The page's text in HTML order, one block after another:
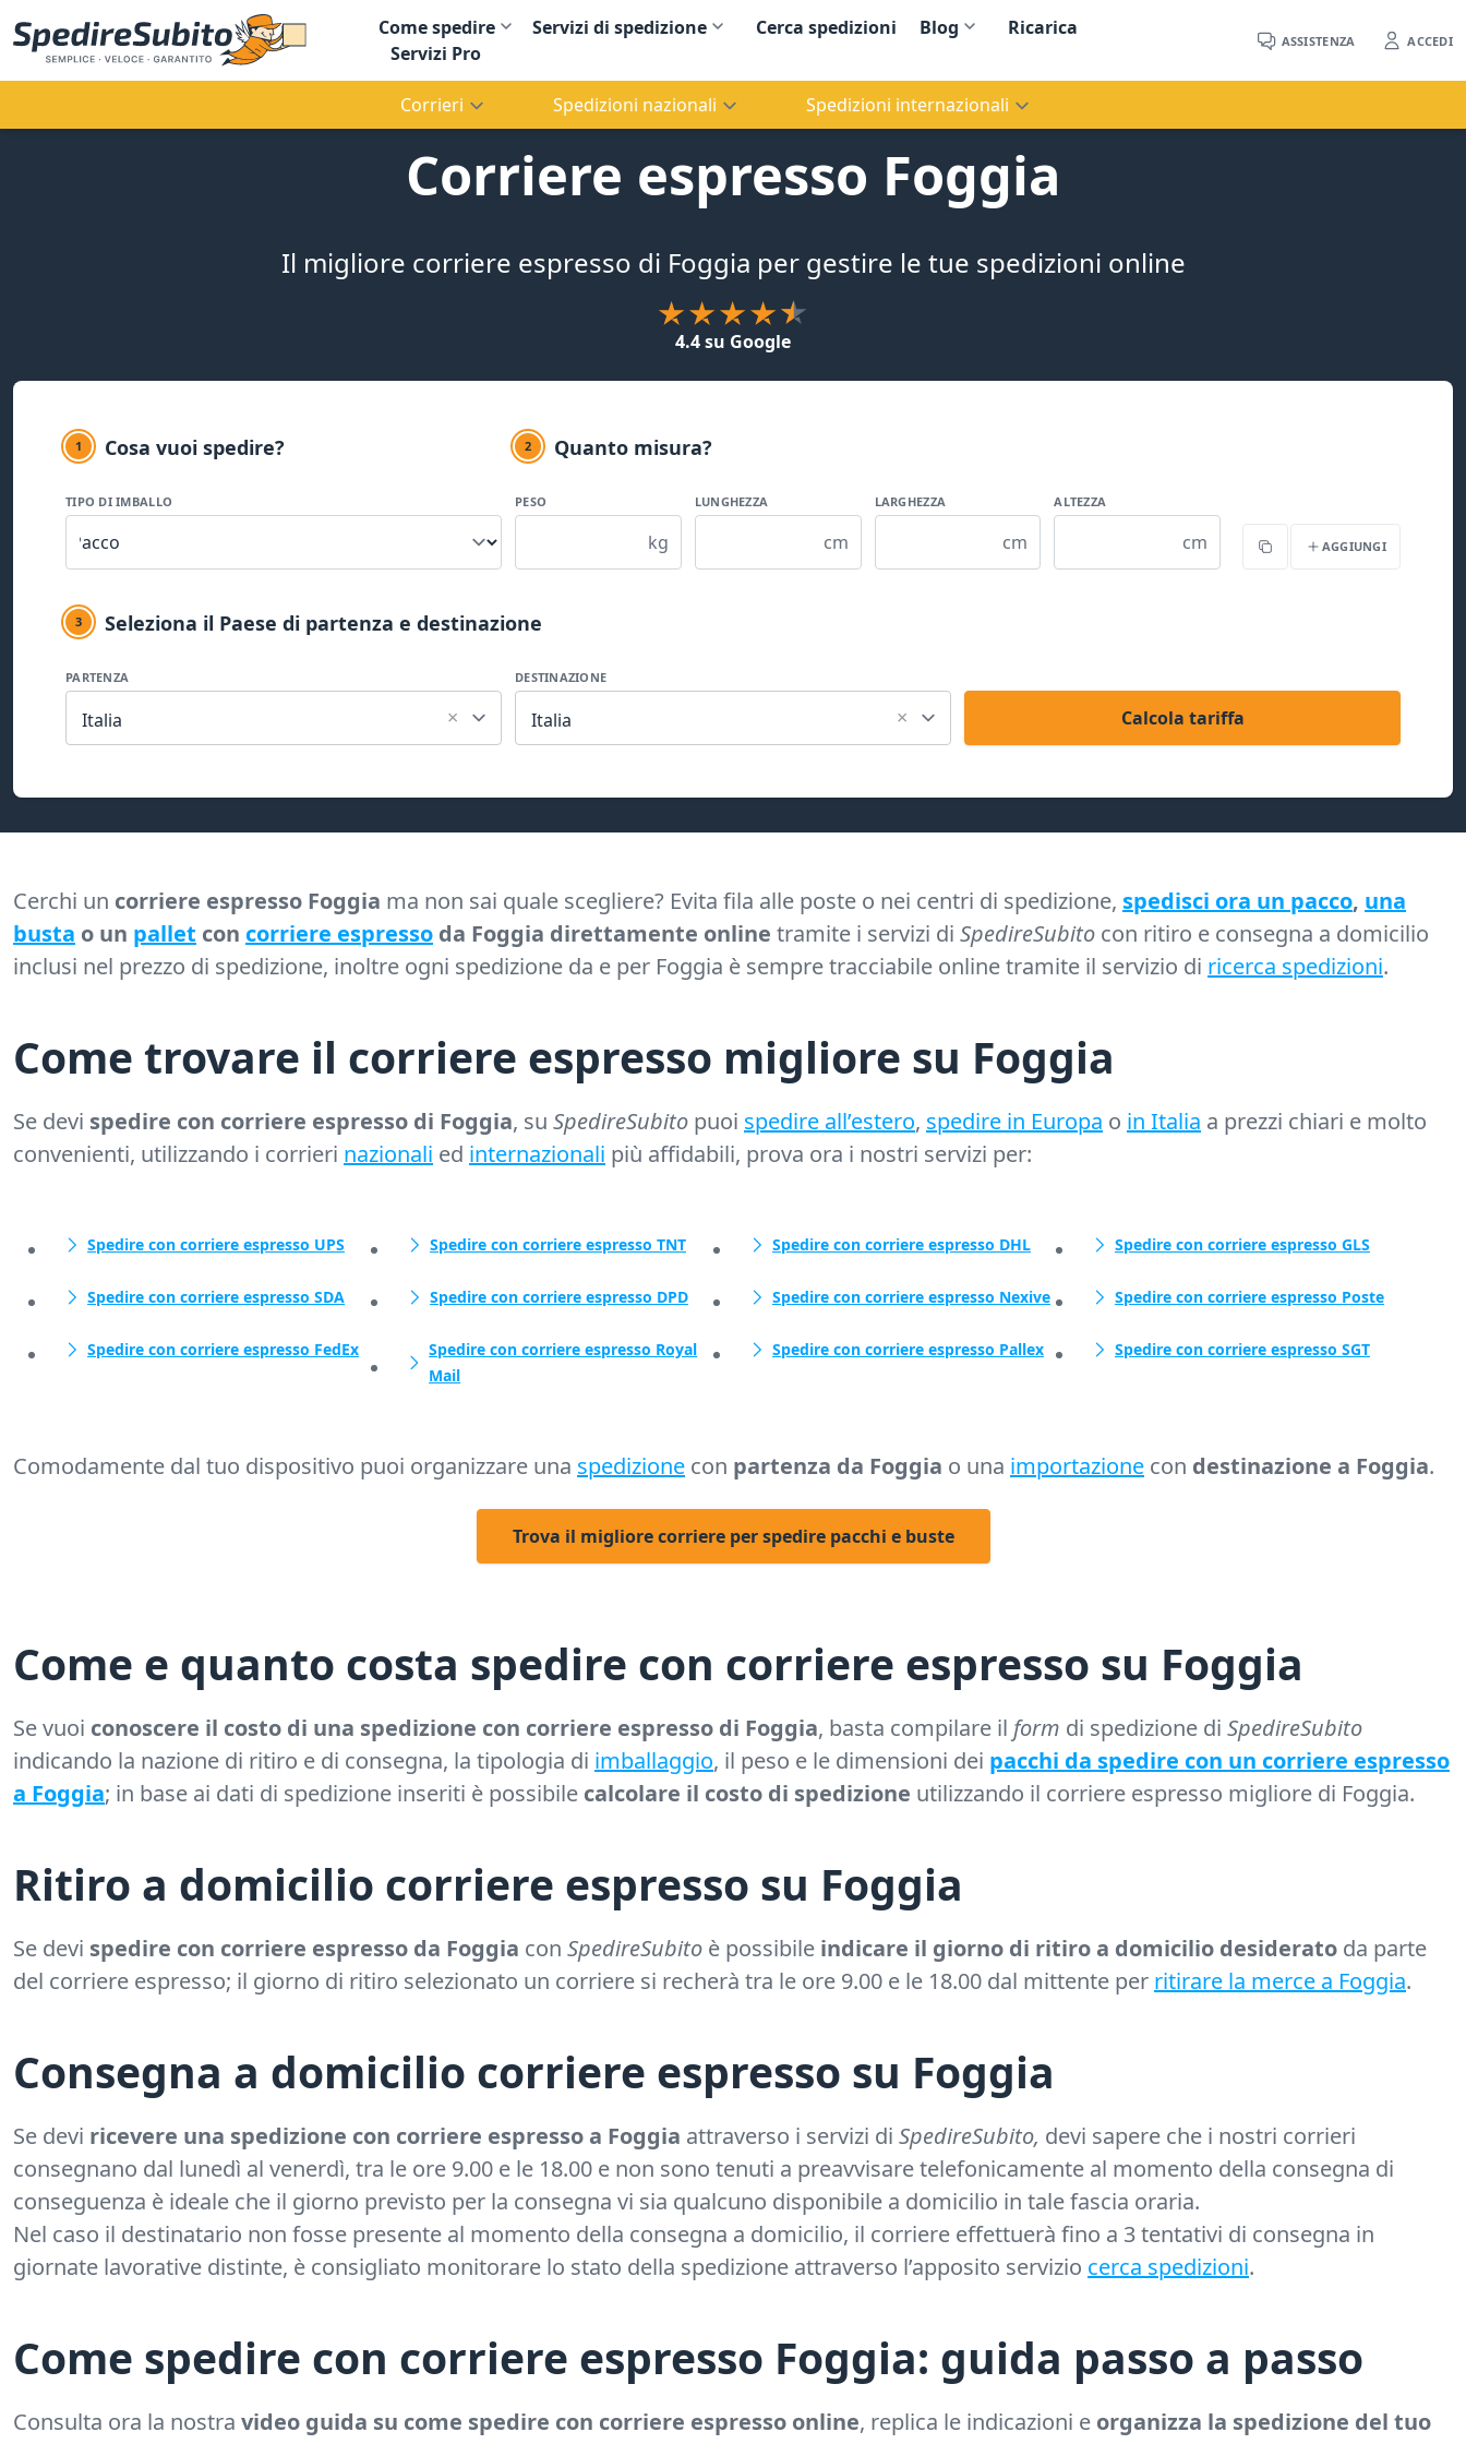
Come spedire Servizi di spedizione Cerca spedizioni Blog
Ricarica
Servizi Pro
ASSISTENZA ACCEDI
Corrieri Spedizioni nazionali Spedizioni internazionali
Corriere espresso Foggia
Il migliore corriere espresso di Foggia per gestire le tue spedizioni online
4.4 su Google
1 Cosa vuoi spedire?
TIPO DI IMBALLO
2 Quanto misura?
PESO
kg
LUNGHEZZA
cm
LARGHEZZA
cm
ALTEZZA
cm
Copia AGGIUNGI
3 Seleziona il Paese di partenza e destinazione
PARTENZA
Italia ×
DESTINAZIONE
Italia × Calcola tariffa
Cerchi un corriere espresso Foggia ma non sai quale scegliere? Evita fila alle poste o nei centri di spedizione, spedisci ora un pacco, una
busta o un pallet con corriere espresso da Foggia direttamente online tramite i servizi di SpedireSubito con ritiro e consegna a domicilio
inclusi nel prezzo di spedizione, inoltre ogni spedizione da e per Foggia è sempre tracciabile online tramite il servizio di ricerca spedizioni.
Come trovare il corriere espresso migliore su Foggia
Se devi spedire con corriere espresso di Foggia, su SpedireSubito puoi spedire all’estero, spedire in Europa o in Italia a prezzi chiari e molto
convenienti, utilizzando i corrieri nazionali ed internazionali più affidabili, prova ora i nostri servizi per:
Spedire con corriere espresso UPS Spedire con corriere espresso TNT Spedire con corriere espresso DHL Spedire con corriere espresso GLS
Spedire con corriere espresso SDA Spedire con corriere espresso DPD Spedire con corriere espresso Nexive Spedire con corriere espresso Poste
Spedire con corriere espresso FedEx
Spedire con corriere espresso Royal
Mail
Spedire con corriere espresso Pallex Spedire con corriere espresso SGT
Comodamente dal tuo dispositivo puoi organizzare una spedizione con partenza da Foggia o una importazione con destinazione a Foggia.
Trova il migliore corriere per spedire pacchi e buste
Come e quanto costa spedire con corriere espresso su Foggia
Se vuoi conoscere il costo di una spedizione con corriere espresso di Foggia, basta compilare il form di spedizione di SpedireSubito
indicando la nazione di ritiro e di consegna, la tipologia di imballaggio, il peso e le dimensioni dei pacchi da spedire con un corriere espresso
a Foggia; in base ai dati di spedizione inseriti è possibile calcolare il costo di spedizione utilizzando il corriere espresso migliore di Foggia.
Ritiro a domicilio corriere espresso su Foggia
Se devi spedire con corriere espresso da Foggia con SpedireSubito è possibile indicare il giorno di ritiro a domicilio desiderato da parte
del corriere espresso; il giorno di ritiro selezionato un corriere si recherà tra le ore 9.00 e le 18.00 dal mittente per ritirare la merce a Foggia.
Consegna a domicilio corriere espresso su Foggia
Se devi ricevere una spedizione con corriere espresso a Foggia attraverso i servizi di SpedireSubito, devi sapere che i nostri corrieri
consegnano dal lunedì al venerdì, tra le ore 9.00 e le 18.00 e non sono tenuti a preavvisare telefonicamente al momento della consegna di
conseguenza è ideale che il giorno previsto per la consegna vi sia qualcuno disponibile a domicilio in tale fascia oraria.
Nel caso il destinatario non fosse presente al momento della consegna a domicilio, il corriere effettuerà fino a 3 tentativi di consegna in
giornate lavorative distinte, è consigliato monitorare lo stato della spedizione attraverso l’apposito servizio cerca spedizioni.
Come spedire con corriere espresso Foggia: guida passo a passo
Consulta ora la nostra video guida su come spedire con corriere espresso online, replica le indicazioni e organizza la spedizione del tuo